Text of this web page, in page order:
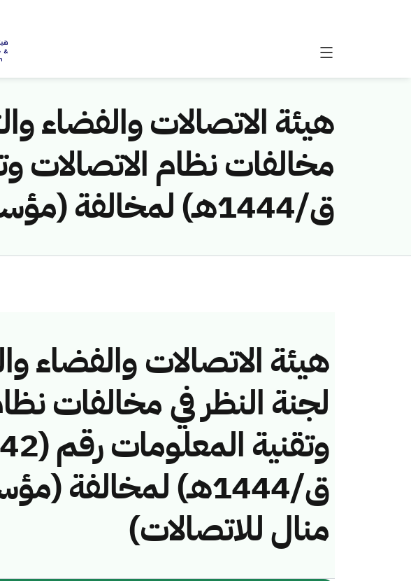
هيئة الاتصالات والفضاء
ق/1444هـ) لمخالفة (مؤسسة أبداع منال للاتصالات)
هيئة الاتصالات والفضاء
لجنة النظر في مخالفات
ق/1444هـ) لمخالفة
منال للاتصالات)